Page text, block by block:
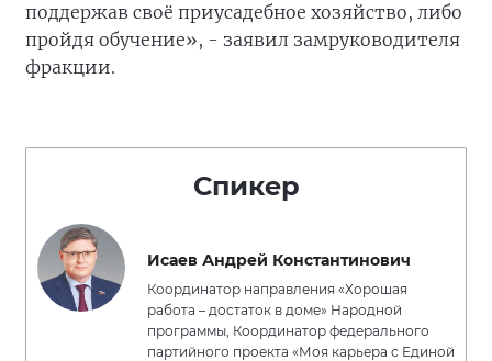
поддержав своё приусадебное хозяйство, либо
пройдя обучение», - заявил замруководителя
фракции.
Спикер
Исаев Андрей Константинович
Координатор направления «Хорошая
работа – достаток в доме» Народной
программы, Координатор федерального
партийного проекта «Моя карьера с Единой